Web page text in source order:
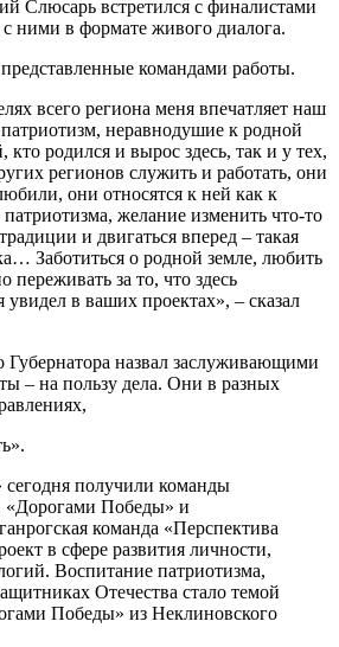
Слюсарь встретился с финалистами
ними в формате живого диалога.
командами работы.
всего региона меня впечатляет наш
неравнодушие к родной
кто родился и вырос здесь, так и у тех,
регионов служить и работать, они
они относятся к ней как к
желание изменить что-то
и двигаться вперед – такая
Заботиться о родной земле, любить
за то, что здесь
увидел в ваших проектах», – сказал
назвал заслуживающими
– на пользу дела. Они в разных
получили команды
Победы» и
команда «Перспектива
в сфере развития личности,
Воспитание патриотизма,
Отечества стало темой
Победы» из Неклиновского